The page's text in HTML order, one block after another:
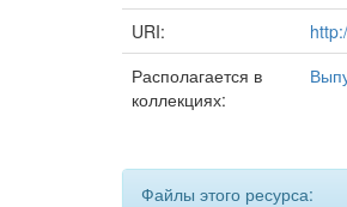
URI:
Располагается в
коллекциях:
Файлы этого ресурса: